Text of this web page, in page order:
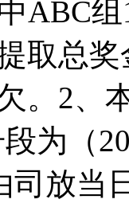
ABC
取总
。2、
为（
司放当